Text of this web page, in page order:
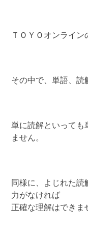
ＴＯＹＯオンライン
その中で、単語、読
単に読解といっても
ません。
同様に、よじれた
力がなければ
正確な理解はできま